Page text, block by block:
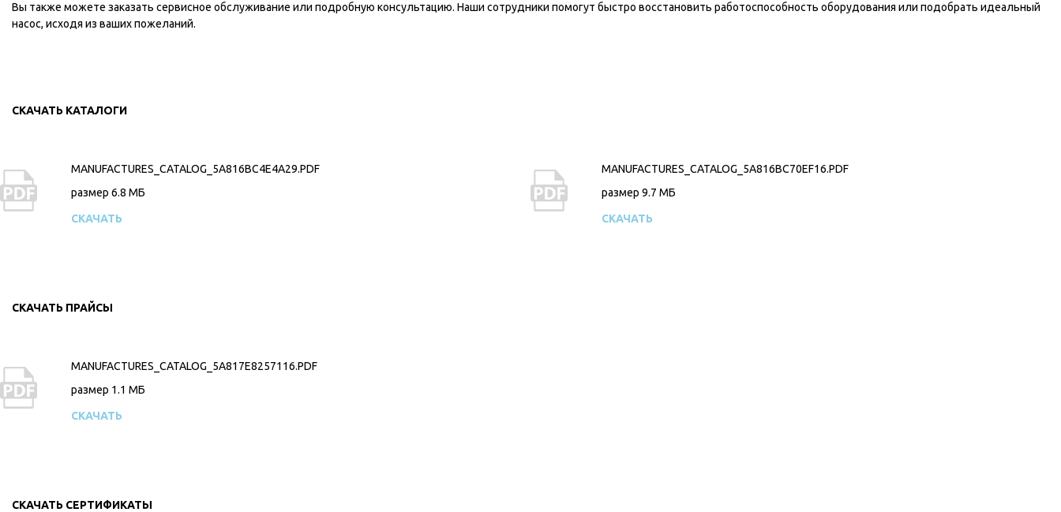
Вы также можете заказать сервисное обслуживание или подробную консультацию. Наши сотрудники помогут быстро восстановить работоспособность оборудования или подобрать идеальный
насос, исходя из ваших пожеланий.
СКАЧАТЬ КАТАЛОГИ
MANUFACTURES_CATALOG_5A816BC4E4A29.PDF
размер 6.8 MБ
СКАЧАТЬ
MANUFACTURES_CATALOG_5A816BC70EF16.PDF
размер 9.7 MБ
СКАЧАТЬ
СКАЧАТЬ ПРАЙСЫ
MANUFACTURES_CATALOG_5A817E8257116.PDF
размер 1.1 MБ
СКАЧАТЬ
СКАЧАТЬ СЕРТИФИКАТЫ